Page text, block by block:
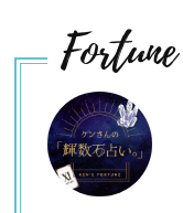
Fortune